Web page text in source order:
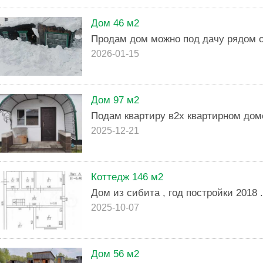
Дом 46 м2
Продам дом можно под дачу рядом
2026-01-15
Дом 97 м2
Подам квартиру в2х квартирном
2025-12-21
Коттедж 146 м2
Дом из сибита , год постройки
2025-10-07
Дом 56 м2